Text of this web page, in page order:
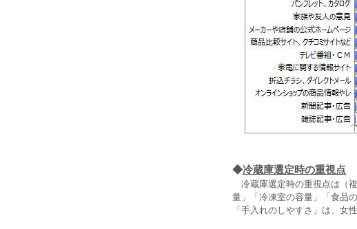
◆冷蔵庫選定時の重視点
冷蔵庫選定時の重視点は（
量」「冷凍室の容量」「食品
「手入れのしやすさ」は、女